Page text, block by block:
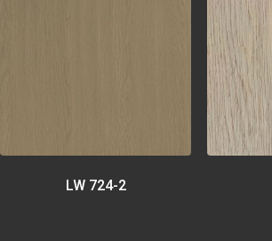
LW 724-2